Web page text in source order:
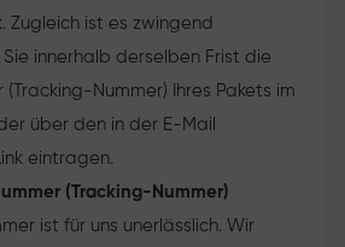
Zugleich ist es zwingend
innerhalb derselben Frist die
(Tracking-Nummer) Ihres Pakets im
über den in der E-Mail
eintragen.
(Tracking-Nummer)
ist für uns unerlässlich. Wir